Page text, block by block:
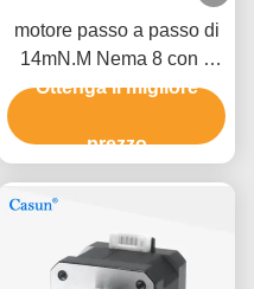
motore passo a passo di
14mN.M Nema 8 con il
motore della vite
palla
Ottenga il migliore
prezzo